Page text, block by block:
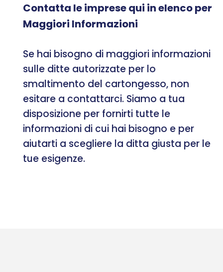
Contatta le imprese qui in elenco per
Maggiori Informazioni
Se hai bisogno di maggiori informazioni
sulle ditte autorizzate per lo
smaltimento del cartongesso, non
esitare a contattarci. Siamo a tua
disposizione per fornirti tutte le
informazioni di cui hai bisogno e per
aiutarti a scegliere la ditta giusta per le
tue esigenze.